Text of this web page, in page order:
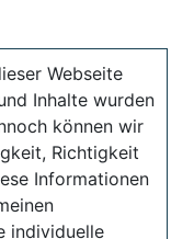
Webseite
Inhalte wurden
können wir
Richtigkeit
Informationen
individuelle